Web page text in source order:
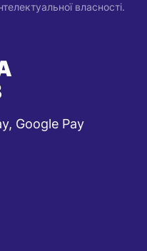
власності.
Google Pay